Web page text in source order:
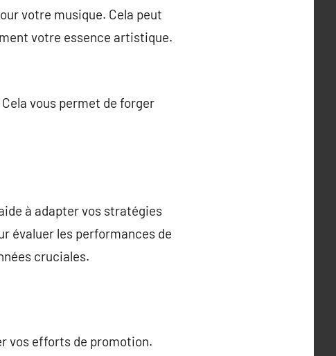
votre musique. Cela peut
votre essence artistique.
vous permet de forger
à adapter vos stratégies
évaluer les performances de
cruciales.
vos efforts de promotion.